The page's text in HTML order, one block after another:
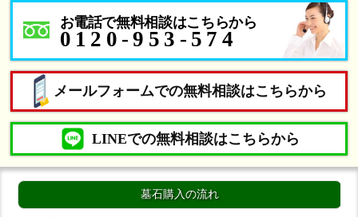
お電話で無料相談はこちらから
0120-953-574
メールフォームでの無料相談はこちらから
LINEでの無料相談はこちらから
墓石購入の流れ